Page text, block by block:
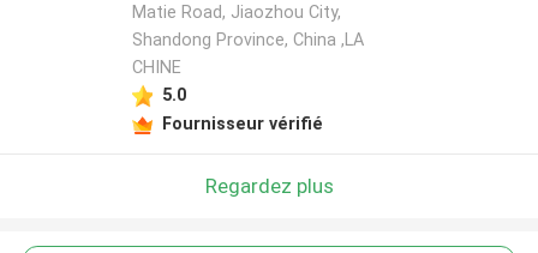
Matie Road, Jiaozhou City,
Shandong Province, China ,LA
CHINE
5.0
Fournisseur vérifié
Regardez plus